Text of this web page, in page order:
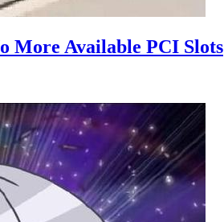
More Available PCI Slots